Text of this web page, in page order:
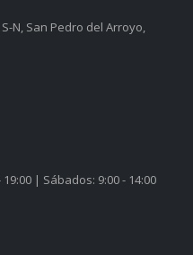
N, San Pedro del Arroyo,
| Sábados: 9:00 - 14:00